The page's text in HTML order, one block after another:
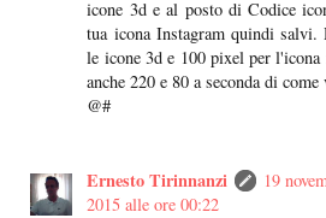
icone 3d e al posto di Codice
tua icona Instagram quindi
le icone 3d e 100 pixel per
anche 220 e 80 a seconda di come
@#
Ernesto Tirinnanzi
19
2015 alle ore 00:22